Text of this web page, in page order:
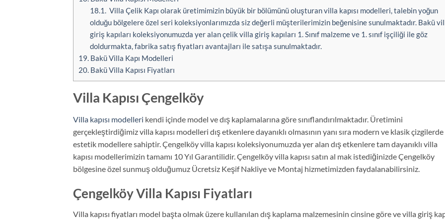
18.1.Villa Çelik Kapı olarak üretimimizin büyük bir bölümünü oluşturan villa kapısı modelleri, talebin yoğun
olduğu bölgelere özel seri koleksiyonlarımızda siz değerli müşterilerimizin beğenisine sunulmaktadır. Bakü
giriş kapıları koleksiyonumuzda yer alan çelik villa giriş kapıları 1. Sınıf malzeme ve 1. sınıf işçiliği ile göz
doldurmakta, fabrika satış fiyatları avantajları ile satışa sunulmaktadır.
19. Bakü Villa Kapı Modelleri
20. Bakü Villa Kapısı Fiyatları
Villa Kapısı Çengelköy
Villa kapısı modelleri kendi içinde model ve dış kaplamalarına göre sınıflandırılmaktadır. Üretimini
gerçekleştirdiğimiz villa kapısı modelleri dış etkenlere dayanıklı olmasının yanı sıra modern ve klasik çizgilerde
estetik modellere sahiptir. Çengelköy villa kapısı koleksiyonumuzda yer alan dış etkenlere tam dayanıklı villa
kapısı modellerimizin tamamı 10 Yıl Garantilidir. Çengelköy villa kapısı satın al mak istediğinizde Çengelköy
bölgesine özel sunmuş olduğumuz Ücretsiz Keşif Nakliye ve Montaj hizmetimizden faydalanabilirsiniz.
Çengelköy Villa Kapısı Fiyatları
Villa kapısı fiyatları model başta olmak üzere kullanılan dış kaplama malzemesinin cinsine göre ve villa giriş